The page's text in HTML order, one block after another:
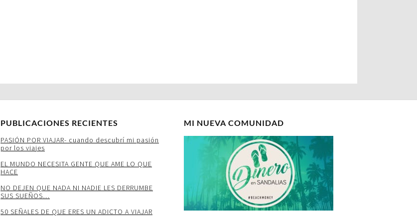
PUBLICACIONES RECIENTES
PASIÓN POR VIAJAR- cuando descubrí mi pasión
por los viajes
EL MUNDO NECESITA GENTE QUE AME LO QUE
HACE
NO DEJEN QUE NADA NI NADIE LES DERRUMBE
SUS SUEÑOS…
50 SEÑALES DE QUE ERES UN ADICTO A VIAJAR
MI NUEVA COMUNIDAD